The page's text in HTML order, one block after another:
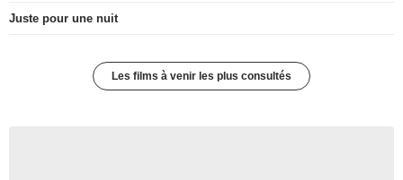
Juste pour une nuit
Les films à venir les plus consultés